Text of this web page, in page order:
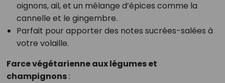
oignons, ail, et un mélange d’épices comme la
cannelle et le gingembre.
Parfait pour apporter des notes sucrées-salées à
votre volaille.
Farce végétarienne aux légumes et
champignons: